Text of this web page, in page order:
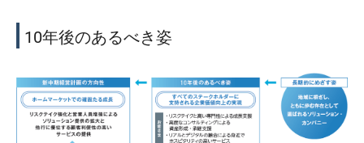
10年後のあるべき姿